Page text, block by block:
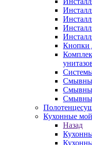
Кнопки
Кухонные
Назад